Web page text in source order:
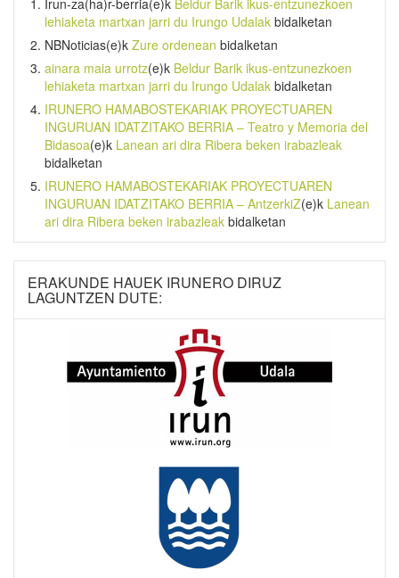
lehiaketa martxan jarri du Irungo Udalak bidalketan
NBNoticias(e)k Zure ordenean bidalketan
ainara maia urrotz(e)k Beldur Barik ikus-entzunezkoen
lehiaketa martxan jarri du Irungo Udalak bidalketan
IRUNERO HAMABOSTEKARIAK PROYECTUAREN
INGURUAN IDATZITAKO BERRIA – Teatro y Memoria del
Bidasoa(e)k Lanean ari dira Ribera beken irabazleak
bidalketan
IRUNERO HAMABOSTEKARIAK PROYECTUAREN
INGURUAN IDATZITAKO BERRIA – AntzerkiZ(e)k Lanean
ari dira Ribera beken irabazleak bidalketan
ERAKUNDE HAUEK IRUNERO DIRUZ
LAGUNTZEN DUTE: